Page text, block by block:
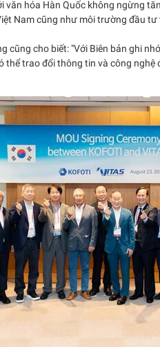
văn hóa Hàn Quốc không ngừng
Nam cũng như môi trường đầu
cũng cho biết: "Với Biên bản ghi
thể trao đổi thông tin và công